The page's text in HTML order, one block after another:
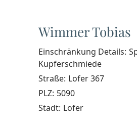
Wimmer Tobias
Einschränkung Details:
Kupferschmiede
Straße: Lofer 367
PLZ: 5090
Stadt: Lofer